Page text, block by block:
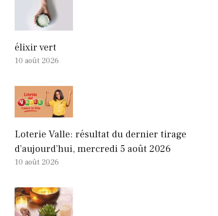
élixir vert
10 août 2026
Loterie Valle: résultat du dernier tirage
d’aujourd’hui, mercredi 5 août 2026
10 août 2026